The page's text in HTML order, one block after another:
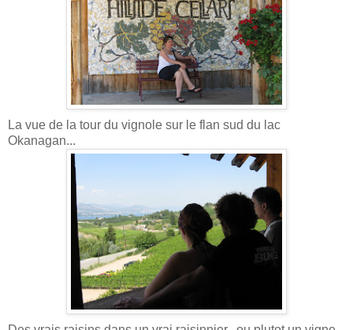
La vue de la tour du vignole sur le flan sud du lac
Okanagan...